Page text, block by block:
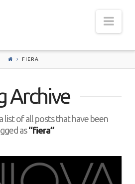
FIERA
Archive
list of all posts that have been
as“fiera”